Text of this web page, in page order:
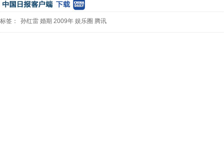
标签： 孙红雷 婚期 2009年 娱乐圈 腾讯